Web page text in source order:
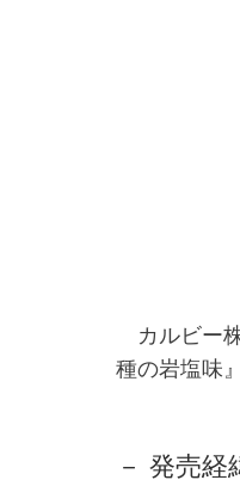
カルビー
種の岩塩味
－ 発売経